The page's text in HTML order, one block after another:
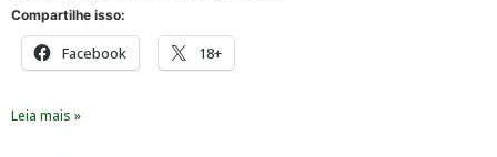
Compartilhe isso:
Facebook 18+
Leia mais »